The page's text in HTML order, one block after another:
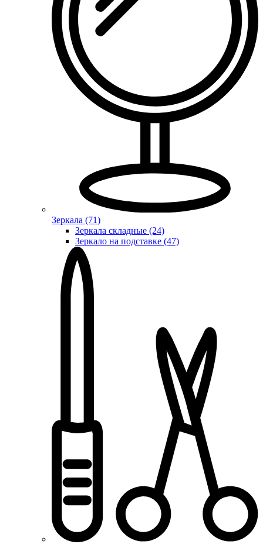
Зеркала (71)
Зеркала складные (24)
Зеркало на подставке (47)